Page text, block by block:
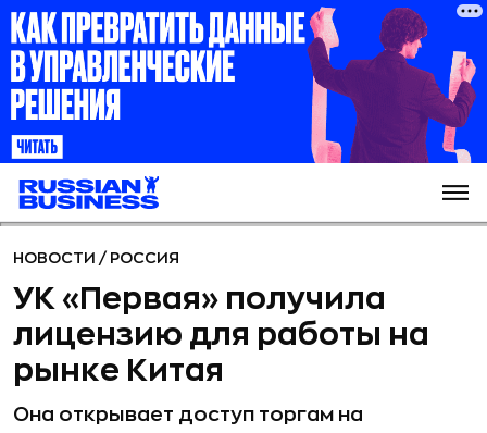
НОВОСТИ / РОССИЯ
УК «Первая» получила
лицензию для работы на
рынке Китая
Она открывает доступ торгам на